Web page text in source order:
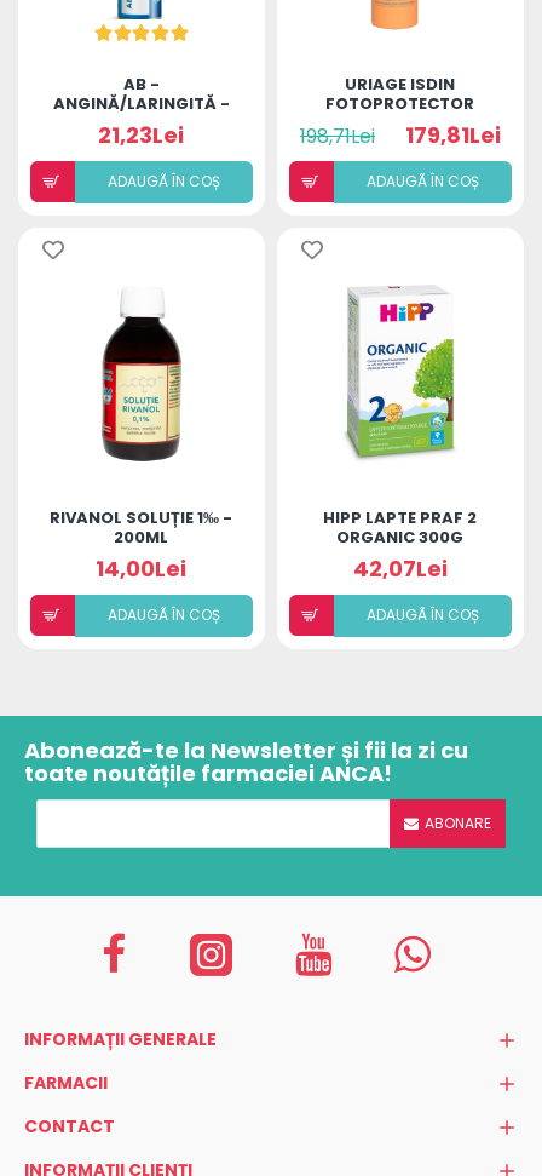
AB -
ANGINĂ/LARINGITĂ -
ADULȚI (BILUȚE)
21,23Lei
ADAUGÃ ÎN COȘ
URIAGE ISDIN
FOTOPROTECTOR
SPRAY TRANSPARENT
WET SKIN SPF50+
250ML
198,71Lei 179,81Lei
ADAUGÃ ÎN COȘ
RIVANOL SOLUȚIE 1‰ -
200ML
14,00Lei
ADAUGÃ ÎN COȘ
HIPP LAPTE PRAF 2
ORGANIC 300G
42,07Lei
ADAUGÃ ÎN COȘ
Abonează-te la Newsletter și fii la zi cu
toate noutățile farmaciei ANCA!
ABONARE
INFORMAȚII GENERALE
FARMACII
CONTACT
INFORMAȚII CLIENȚI